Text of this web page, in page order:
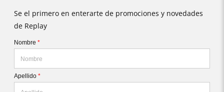
Se el primero en enterarte de promociones y novedades
de Replay
Nombre *
Apellido *